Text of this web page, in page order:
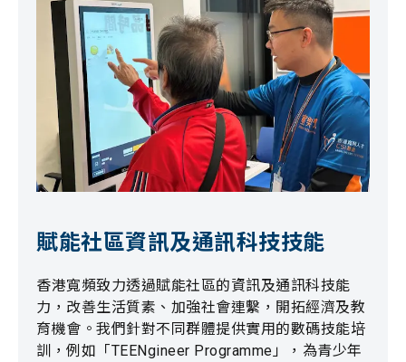
賦能社區資訊及通訊科技技能
香港寬頻致力透過賦能社區的資訊及通訊科技能
力，改善生活質素、加強社會連繫，開拓經濟及教
育機會。我們針對不同群體提供實用的數碼技能培
訓，例如「TEENgineer Programme」，為青少年